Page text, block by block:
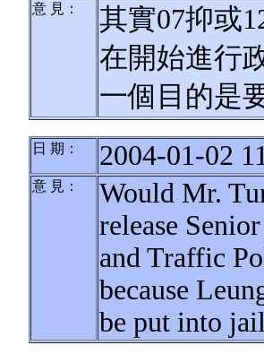
意 見：
其實07抑或
在開始進行
一個目的是
日 期： 2004-01-02
意 見：
Would Mr.
release
and Traffic
because
be put into